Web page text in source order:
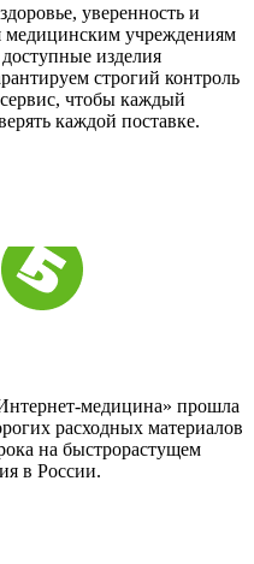
уверенность и
медицинским учреждениям
изделия
строгий контроль
чтобы каждый
каждой поставке.
медицина» прошла
расходных материалов
на быстрорастущем
в России.